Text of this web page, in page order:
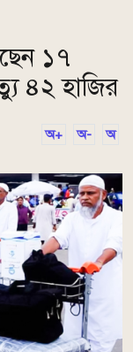
১৭
৪২ হাজির
অ+ অ- অ